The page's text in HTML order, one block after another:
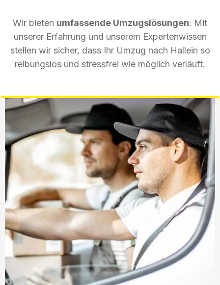
Wir bieten umfassende Umzugslösungen: Mit
unserer Erfahrung und unserem Expertenwissen
stellen wir sicher, dass Ihr Umzug nach Hallein so
reibungslos und stressfrei wie möglich verläuft.